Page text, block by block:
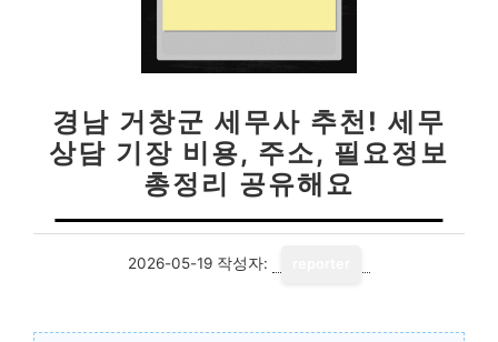
경남 거창군 세무사 추천! 세무
상담 기장 비용, 주소, 필요정보
총정리 공유해요
2026-05-19 작성자: